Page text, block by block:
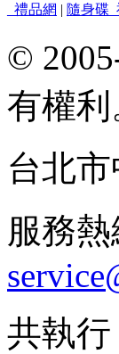
_禮品網 | 隨身碟
©
有權利
台北
服務
共執行